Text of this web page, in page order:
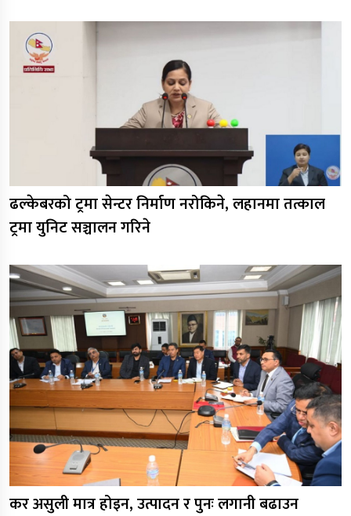
ढल्केबरको ट्रमा सेन्टर निर्माण नरोकिने, लहानमा तत्काल
ट्रमा युनिट सञ्चालन गरिने
कर असुली मात्र होइन, उत्पादन र पुनः लगानी बढाउन